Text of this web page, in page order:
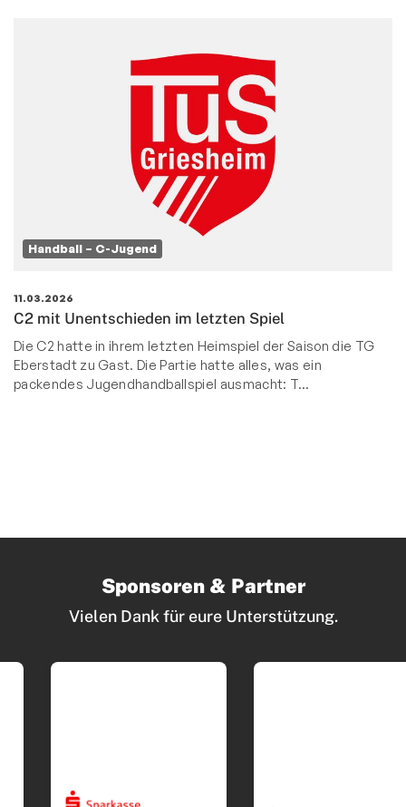
Handball – C-Jugend
11.03.2026
C2 mit Unentschieden im letzten Spiel
Die C2 hatte in ihrem letzten Heimspiel der Saison die TG
Eberstadt zu Gast. Die Partie hatte alles, was ein
packendes Jugendhandballspiel ausmacht: T…
Sponsoren & Partner
Vielen Dank für eure Unterstützung.